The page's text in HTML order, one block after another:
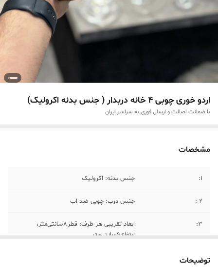
اردو خوری چوبی ۴ خانه دربدار ( جنس بدنه اکرولیک)
با ضمانت اصالت و ارسال فوری به سراسر ایران
مشخصات
1: جنس بدنه: اکرولیک
۲ : جنس درب: چوبی ضد اب
۳:
ابعاد تقریبی هر ظرف: قطر ۸ سانتی‌متر،
ارتفاع ۹ سانتی‌متر
توضیحات